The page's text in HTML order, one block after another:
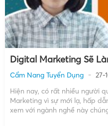
Digital Marketing Sẽ
Cẩm Nang Tuyển Dụng
27-
Hiện nay, có rất nhiều người
Marketing vì sự mới lạ, hấp
xem với ngành nghề này